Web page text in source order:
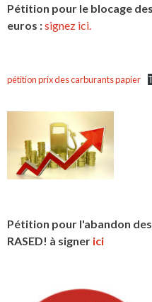
Pétition pour le blocage
euros :signez ici.
pétition prix des carburants papier
Pétition pour l'abandon
RASED! à signer ici